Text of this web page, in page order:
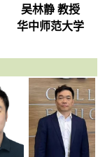
吴林静 教授
华中师范大学